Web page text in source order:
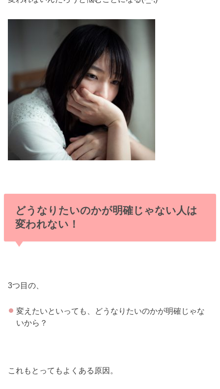
どうなりたいのかが明確じゃない人は
変われない！
3つ目の、
変えたいといっても、どうなりたいのかが明確じゃな
いから？
これもとってもよくある原因。